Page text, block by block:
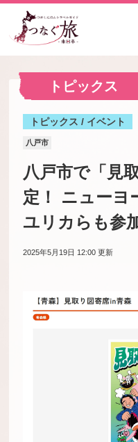
トピックス
トピックス / イベント
八戸市
八戸市で「見
定！ ニューヨ
ユリカらも参
2025年5月19日 12:00 更新